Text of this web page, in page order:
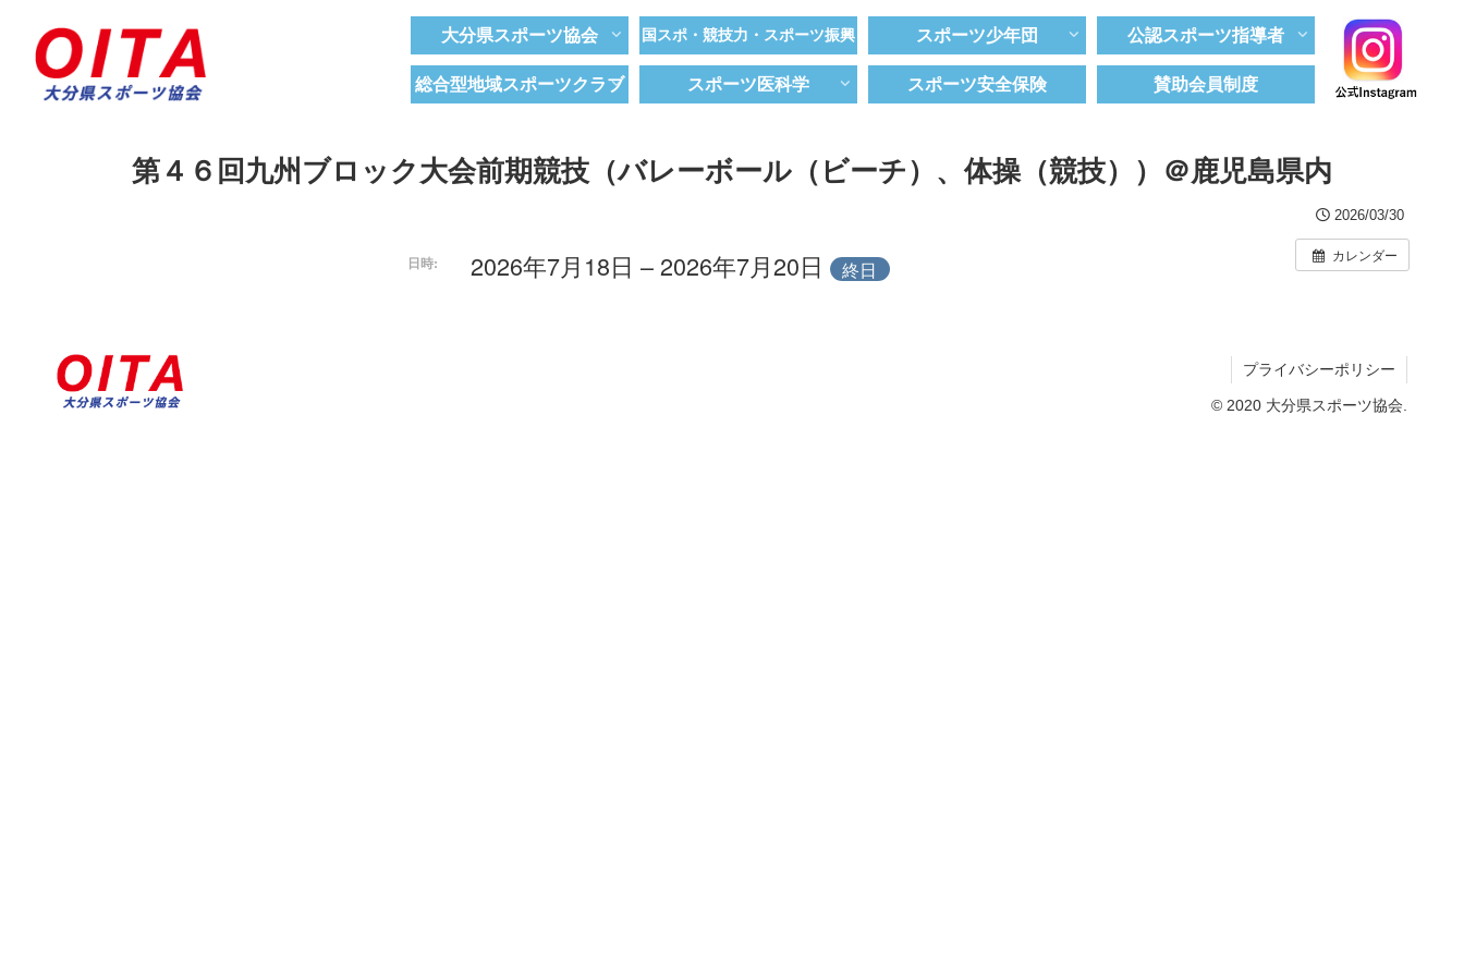
大分県スポーツ協会 国スポ・競技力・スポーツ振興 スポーツ少年団 公認スポーツ指導者
総合型地域スポーツクラブ スポーツ医科学 スポーツ安全保険 賛助会員制度
第４６回九州ブロック大会前期競技（バレーボール（ビーチ）、体操（競技））＠鹿児島県内
2026/03/30
カレンダー
日時: 2026年7月18日 – 2026年7月20日 終日
プライバシーポリシー
© 2020 大分県スポーツ協会.